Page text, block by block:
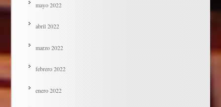
mayo 2022
abril 2022
marzo 2022
febrero 2022
enero 2022